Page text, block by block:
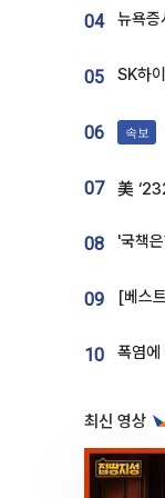
04
05
06 속보
07
08
09
10
최신 영상